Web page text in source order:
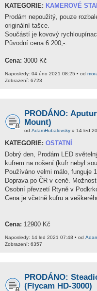
KATEGORIE: KAMEROVÉ
Prodám nepoužitý, pouze
originální tašce.
Součástí je kovový
Původní cena 6 200,-.
Cena: 3000 Kč
Naposledy: 04 úno 2021 08:25 • od
Zobrazení: 6723
PRODÁNO:
Mount)
od AdamHubalovsky » 14 led
KATEGORIE: OSTATNÍ
Dobrý den, Prodám LED
kufrem na nošení (kufr nebyl
Používáno velmi málo, funguje
Doprava po ČR v ceně.
Osobní převzetí Rtyně v
Cena je včetně kufru a
Cena: 12900 Kč
Naposledy: 14 led 2021 07:48 • od
Zobrazení: 6357
PRODÁNO:
(Flycam HD-3000)